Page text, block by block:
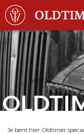
Je bent hier: Oldtimer